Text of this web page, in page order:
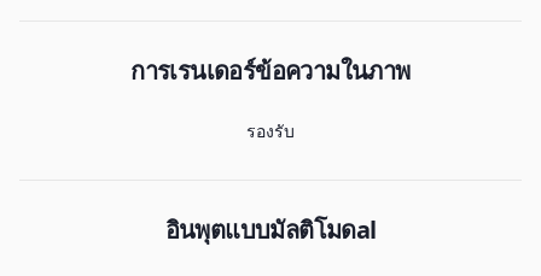
การเรนเดอร์ข้อความในภาพ
รองรับ
อินพุตแบบมัลติโมดal